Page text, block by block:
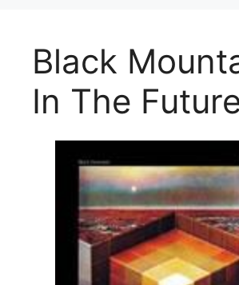
Black
In The